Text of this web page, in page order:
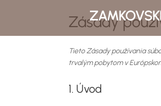
Zásady
Tieto Zásady používania
trvalým pobytom v
1. Úvod